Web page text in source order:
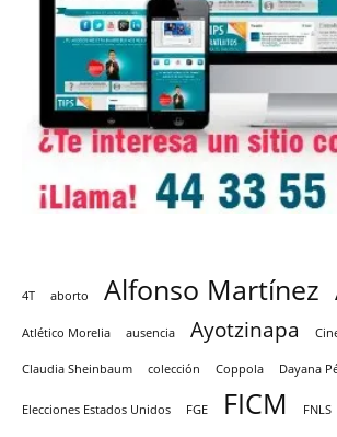
4T aborto Alfonso Martínez
Atlético Morelia ausencia Ayotzinapa
Claudia Sheinbaum colección Coppola Dayana
Elecciones Estados Unidos FGE FICM FNLS